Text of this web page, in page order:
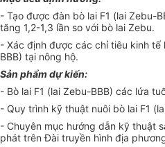
- Tạo được đàn bò lai F1 (lai Zebu-
tăng 1,2-1,3 lần so với bò lai Zebu.
- Xác định được các chỉ tiêu kinh
BBB) tại nông hộ.
Sản phẩm dự kiến:
- Bò lai F1 (lai Zebu-BBB) các lứa
- Quy trình kỹ thuật nuôi bò lai F1
- Chuyên mục hướng dẫn kỹ thuật
phát trên Đài truyền hình địa